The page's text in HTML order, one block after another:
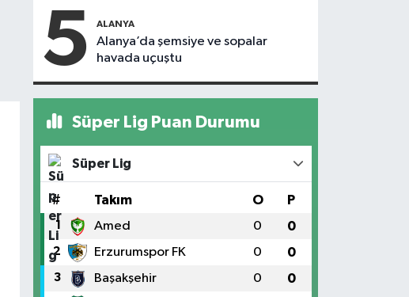
kapandı
çarptı
5 ALANYA
Alanya’da şemsiye ve sopalar
havada uçuştu
Süper Lig Puan Durumu
Süper Lig
# Takım O P
1 Amed 0 0
2 Erzurumspor FK 0 0
3 Başakşehir 0 0